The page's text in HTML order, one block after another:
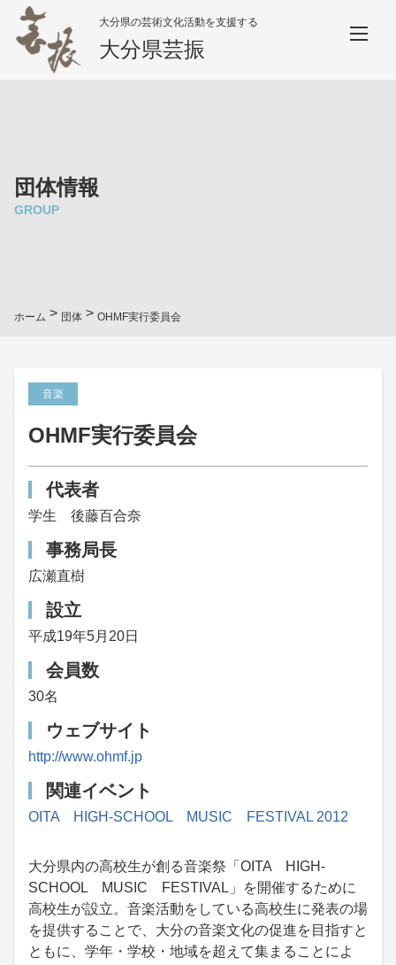
大分県の芸術文化活動を支援する
大分県芸振
団体情報
GROUP
ホーム > 団体 > OHMF実行委員会
音楽
OHMF実行委員会
代表者
学生 後藤百合奈
事務局長
広瀬直樹
設立
平成19年5月20日
会員数
30名
ウェブサイト
http://www.ohmf.jp
関連イベント
OITA HIGH-SCHOOL MUSIC FESTIVAL 2012
大分県内の高校生が創る音楽祭「OITA HIGH-
SCHOOL MUSIC FESTIVAL」を開催するために
高校生が設立。音楽活動をしている高校生に発表の場
を提供することで、大分の音楽文化の促進を目指すと
ともに、学年・学校・地域を超えて集まることによ